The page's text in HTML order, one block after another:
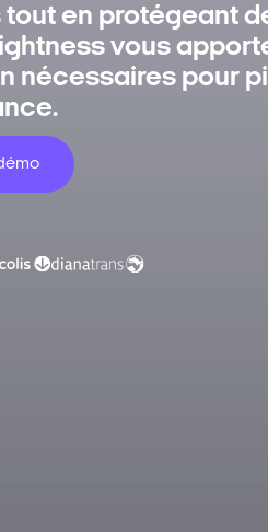
en protégeant
vous
nécessaires pour